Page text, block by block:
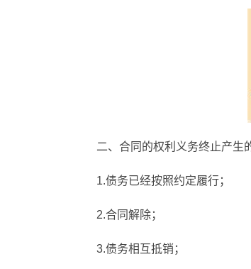
二、合同的权利义务终止产生
1.债务已经按照约定履行；
2.合同解除；
3.债务相互抵销；